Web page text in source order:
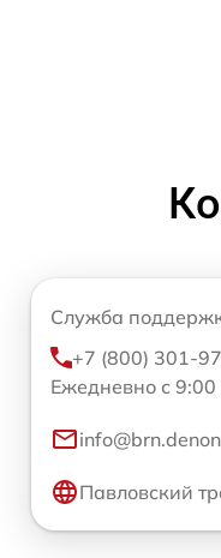
Служба
+7 (800) 301-
Ежедневно с
Павловский